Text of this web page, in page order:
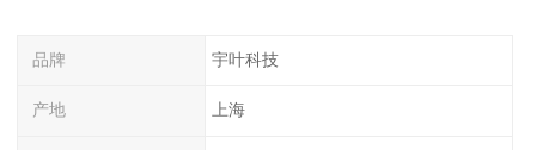
品牌 宇叶科技
产地 上海